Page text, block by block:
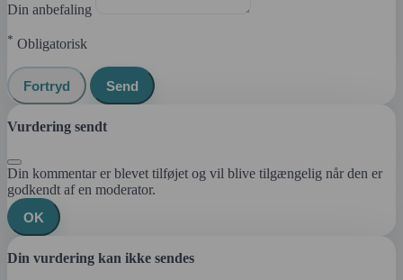
Din anbefaling
* Obligatorisk
Fortryd Send
Vurdering sendt
Din kommentar er blevet tilføjet og vil blive tilgængelig når den er
godkendt af en moderator.
OK
Din vurdering kan ikke sendes